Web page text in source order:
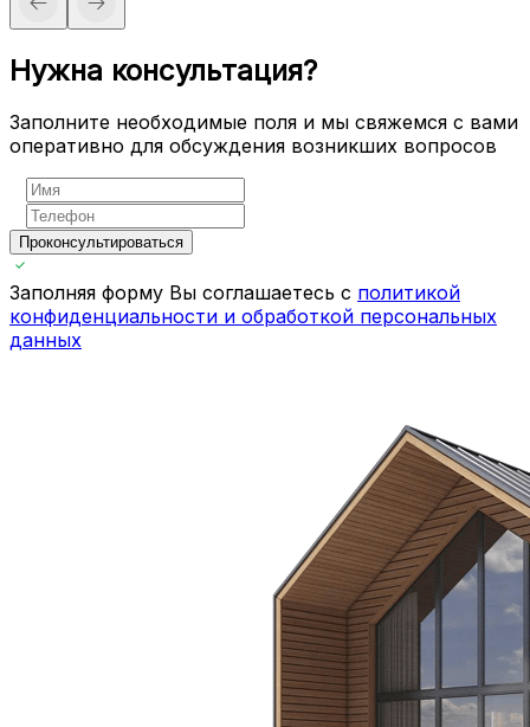
Нужна консультация?
Заполните необходимые поля и мы свяжемся с вами
оперативно для обсуждения возникших вопросов
Проконсультироваться
Заполняя форму Вы соглашаетесь с политикой
конфиденциальности и обработкой персональных
данных